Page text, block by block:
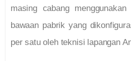
masing cabang
bawaan pabrik yang
per satu oleh teknisi lapangan